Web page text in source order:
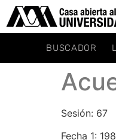
BUSCADOR
Sesión: 67
Fecha 1: